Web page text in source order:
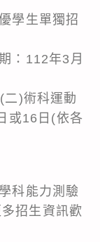
學生單獨招
：112年3月
日。
動
或16日(依各
科能力測驗
招生資訊歡